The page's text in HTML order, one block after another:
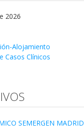
2026
Alojamiento
Casos Clínicos
SEMERGEN MADRID